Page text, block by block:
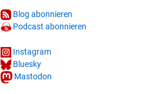
Blog abonnieren
Podcast abonnieren
Instagram
Bluesky
Mastodon